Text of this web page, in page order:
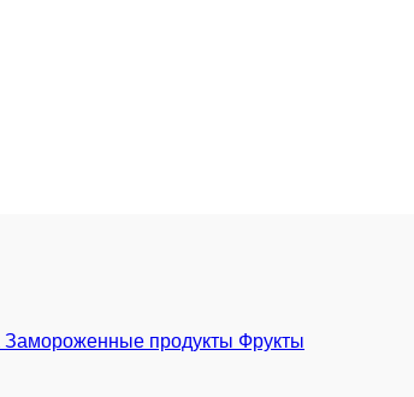
Замороженные продукты Фрукты